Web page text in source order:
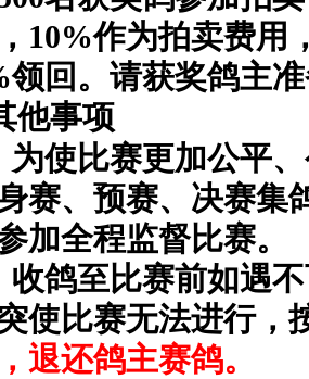
10%作为拍卖费用
领回。请获奖鸽主
他事项
为使比赛更加公平
赛、预赛、决赛集
加全程监督比赛。
收鸽至比赛前如遇
使比赛无法进行，
退还鸽主赛鸽。